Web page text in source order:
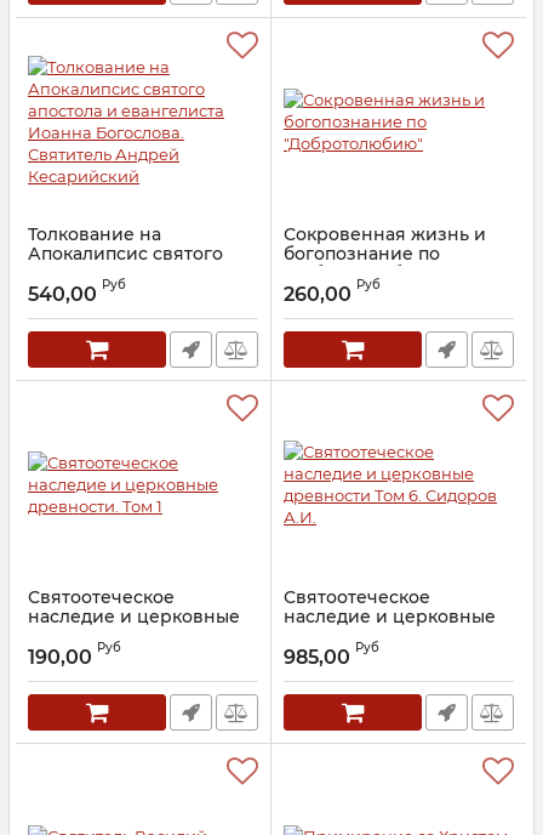
Толкование на
Апокалипсис святого
апостола и евангелиста
Иоанна Богослова.
Кесарийский
16227
540,00 Руб
Сокровенная жизнь и
богопознание по
"Добротолюбию"
Артикул: 19768
260,00 Руб
Святоотеческое
наследие и церковные
древности. Том 1
Артикул: 14705
190,00 Руб
Святоотеческое
наследие и церковные
древности Том 6.
Сидоров А.И.
Артикул: 26538
985,00 Руб